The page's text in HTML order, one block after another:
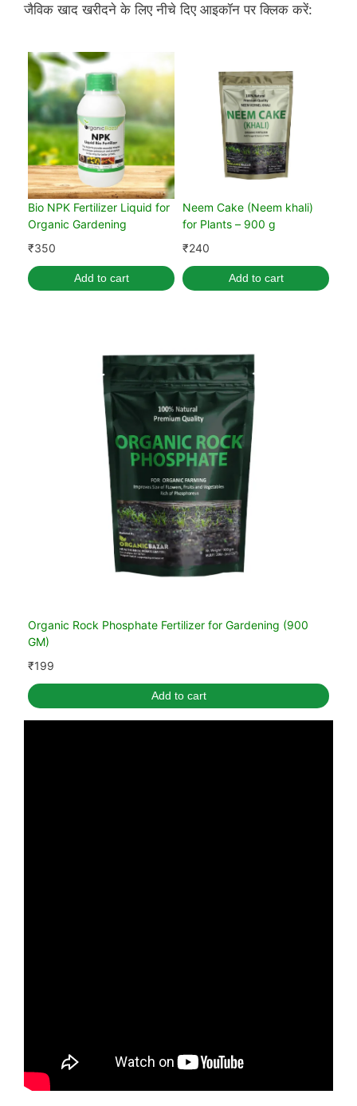
जैविक खाद खरीदने के लिए नीचे दिए आइकॉन पर क्लिक करें:
Bio NPK Fertilizer Liquid for
Organic Gardening
₹350
Add to cart
Neem Cake (Neem khali)
for Plants – 900 g
₹240
Add to cart
Organic Rock Phosphate Fertilizer for Gardening (900
GM)
₹199
Add to cart